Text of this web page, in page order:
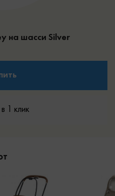
на шасси Silver
1 клик